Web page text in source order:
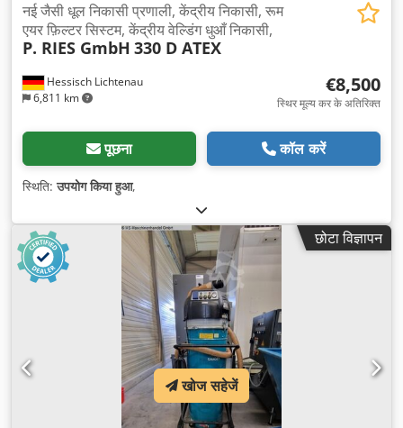
Hessisch Lichtenau
6,811 km
नई जैसी धूल निकासी प्रणाली, केंद्रीय निकासी, रूम
एयर फ़िल्टर सिस्टम, केंद्रीय वेल्डिंग धुआँ निकासी,
P. RIES GmbH 330 D ATEX
€8,500
स्थिर मूल्य कर के अतिरिक्त
पूछना कॉल करें
स्थिति:उपयोग किया हुआ,
छोटा विज्ञापन
खोज सहेजें